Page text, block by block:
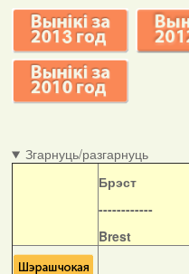
Згарнуць/разгарнуць
Брэст
------------
Brest